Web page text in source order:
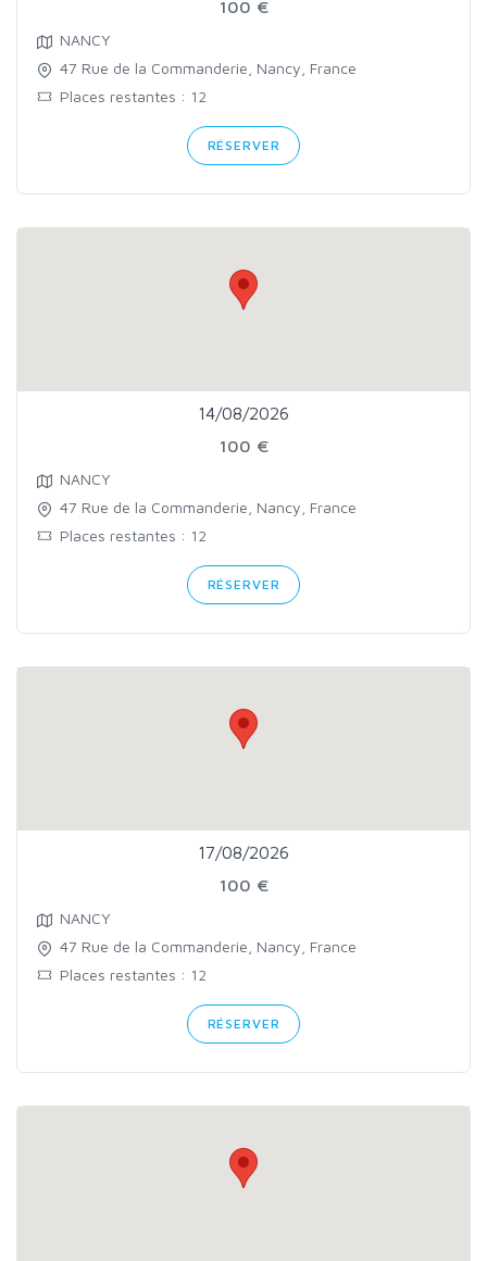
100 €
NANCY
47 Rue de la Commanderie, Nancy, France
Places restantes : 12
RÉSERVER
14/08/2026
100 €
NANCY
47 Rue de la Commanderie, Nancy, France
Places restantes : 12
RÉSERVER
17/08/2026
100 €
NANCY
47 Rue de la Commanderie, Nancy, France
Places restantes : 12
RÉSERVER